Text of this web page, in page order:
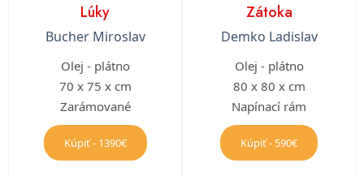
Lúky
Bucher Miroslav
Olej - plátno
70 x 75 x cm
Zarámované
Kúpiť - 1390€
Zátoka
Demko Ladislav
Olej - plátno
80 x 80 x cm
Napínací rám
Kúpiť - 590€